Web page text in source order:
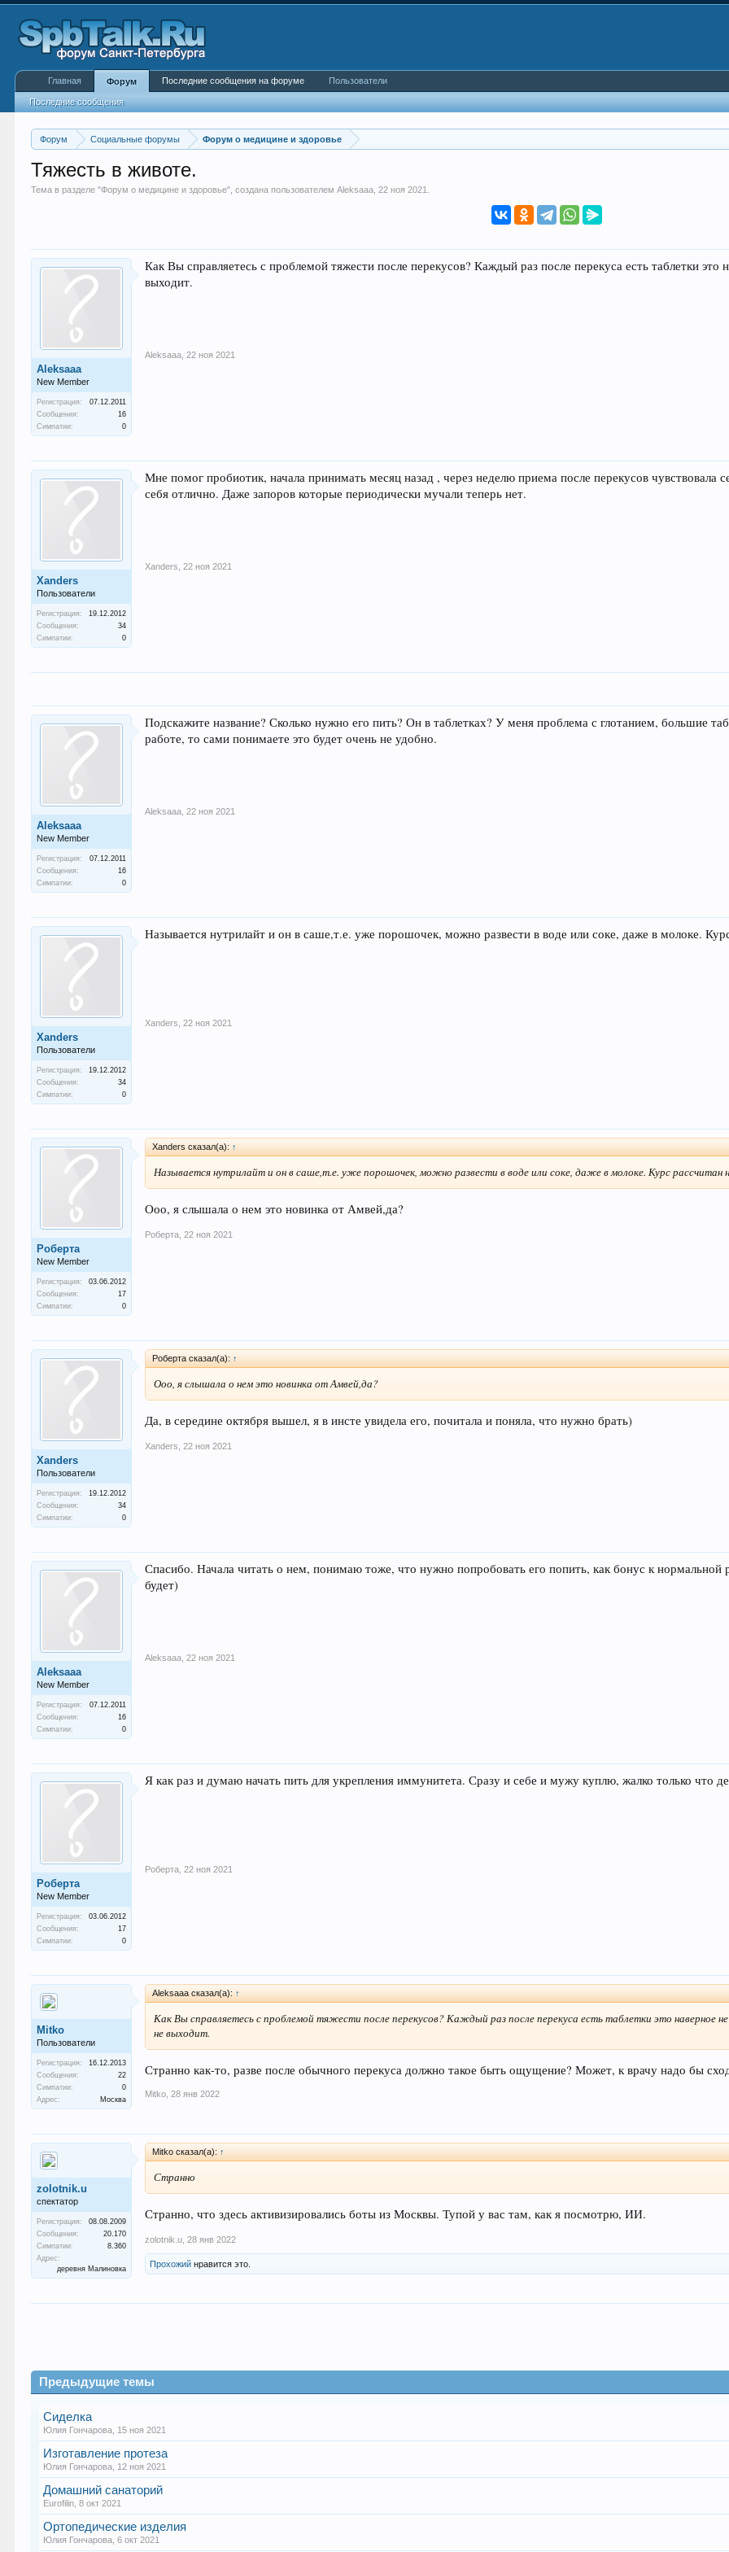
Форум Социальные форумы Форум о медицине и здоровье
Тяжесть в животе.
Тема в разделе "Форум о медицине и здоровье", создана пользователемAleksaaa ,22 ноя 2021
Aleksaaa
New Member
Регистрация:
07.12.2011
Сообщения:
16
Симпатии:
0
Как Вы справляетесь с проблемой тяжести после перекусов? Каждый раз после перекуса есть таблетки
выходит.
Aleksaaa 22 ноя 2021
Xanders
Пользователи
Регистрация:
19.12.2012
Сообщения:
34
Симпатии:
0
Мне помог пробиотик, начала принимать месяц назад , через неделю приема после перекусов чувствовала
себя отлично. Даже запоров которые периодически мучали теперь нет.
Xanders 22 ноя 2021
Aleksaaa
New Member
Регистрация:
07.12.2011
Сообщения:
16
Симпатии:
0
Подскажите название? Сколько нужно его пить? Он в таблетках? У меня проблема с глотанием, большие
работе, то сами понимаете это будет очень не удобно.
Aleksaaa 22 ноя 2021
Xanders
Пользователи
Регистрация:
19.12.2012
Сообщения:
34
Симпатии:
0
Называется нутрилайт и он в саше,т.е. уже порошочек, можно развести в воде или соке, даже в молоке.
Xanders 22 ноя 2021
Роберта
New Member
Регистрация:
03.06.2012
Сообщения:
17
Симпатии:
0
Xanders сказал(а): ↑
Называется нутрилайт и он в саше,т.е. уже порошочек, можно развести в воде или соке, даже в молоке. Курс рассчитан
Ооо, я слышала о нем это новинка от Амвей,да?
Роберта 22 ноя 2021
Xanders
Пользователи
Регистрация:
19.12.2012
Сообщения:
34
Симпатии:
0
Роберта сказал(а): ↑
Ооо, я слышала о нем это новинка от Амвей,да?
Да, в середине октября вышел, я в инсте увидела его, почитала и поняла, что нужно брать)
Xanders 22 ноя 2021
Aleksaaa
New Member
Регистрация:
07.12.2011
Сообщения:
16
Симпатии:
0
Спасибо. Начала читать о нем, понимаю тоже, что нужно попробовать его попить, как бонус к
будет)
Aleksaaa 22 ноя 2021
Роберта
New Member
Регистрация:
03.06.2012
Сообщения:
17
Симпатии:
0
Я как раз и думаю начать пить для укрепления иммунитета. Сразу и себе и мужу куплю, жалко только что
Роберта 22 ноя 2021
Mitko
Пользователи
Регистрация:
16.12.2013
Сообщения:
22
Симпатии:
0
Адрес:
Москва
Aleksaaa сказал(а): ↑
Как Вы справляетесь с проблемой тяжести после перекусов? Каждый раз после перекуса есть таблетки это наверное
не выходит.
Странно как-то, разве после обычного перекуса должно такое быть ощущение? Может, к врачу надо бы
Mitko 28 янв 2022
zolotnik.u
спектатор
Регистрация:
08.08.2009
Сообщения:
20.170
Симпатии:
8.360
Адрес:
деревня Малиновка
Mitko сказал(а): ↑
Странно
Странно, что здесь активизировались боты из Москвы. Тупой у вас там, как я посмотрю, ИИ.
zolotnik.u 28 янв 2022
Прохожий нравится это.
Предыдущие темы
Сиделка
Юлия Гончарова 15 ноя 2021
Изготавление протеза
Юлия Гончарова 12 ноя 2021
Домашний санаторий
Eurofilin ,8 окт 2021
Ортопедические изделия
Юлия Гончарова ,6 окт 2021
Главная Форум
Последние сообщения
Последние сообщения на форуме Пользователи